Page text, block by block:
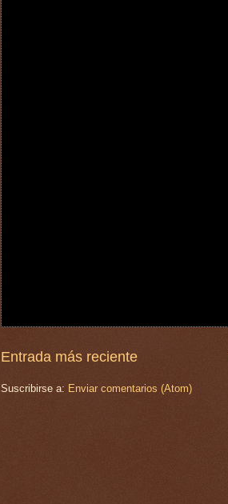
Entrada más reciente
Suscribirse a: Enviar comentarios (Atom)